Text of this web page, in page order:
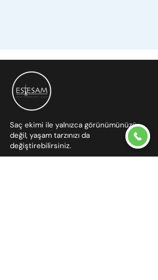
Saç ekimi ile yalnızca görünümünüzü
değil, yaşam tarzınızı da
değiştirebilirsiniz.